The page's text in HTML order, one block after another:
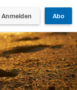
Anmelden Abo